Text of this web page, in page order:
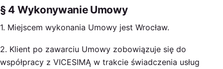
§ 4 Wykonywanie Umowy
1. Miejscem wykonania Umowy jest Wrocław.
2. Klient po zawarciu Umowy zobowiązuje się do
współpracy z VICESIMĄ w trakcie świadczenia usług